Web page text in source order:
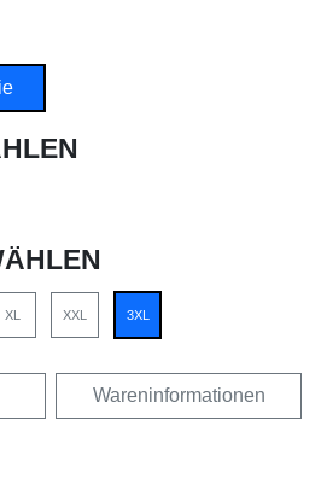
XL XXL 3XL
Wareninformationen